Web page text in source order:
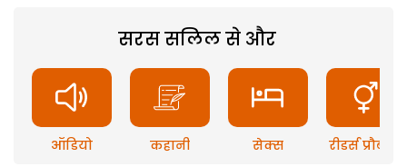
सरस सलिल से और
ऑडियो कहानी सेक्स रीडर्स प्रौब्लम